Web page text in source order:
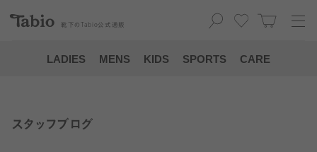
靴下の Tabio 公式通販
LADIES MENS KIDS SPORTS CARE
スタッフブログ